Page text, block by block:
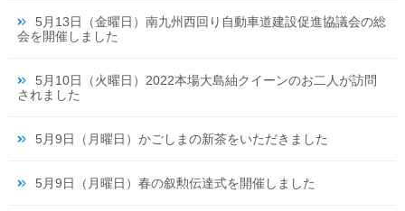
5月13日（金曜日）南九州西回り自動車道建設促進協議会の総
会を開催しました
5月10日（火曜日）2022本場大島紬クイーンのお二人が訪問
されました
5月9日（月曜日）かごしまの新茶をいただきました
5月9日（月曜日）春の叙勲伝達式を開催しました